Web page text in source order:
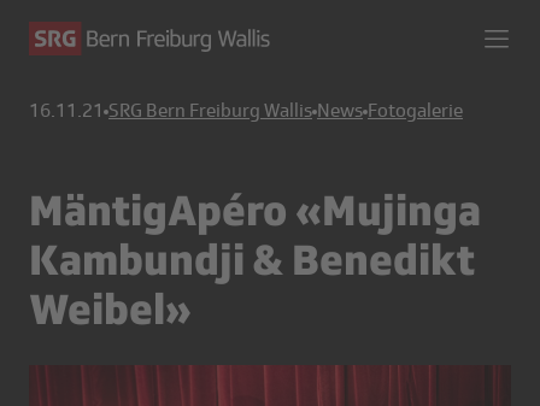
16.11.21 SRG Bern Freiburg Wallis News Fotogalerie
MäntigApéro «Mujinga
Kambundji & Benedikt
Weibel»